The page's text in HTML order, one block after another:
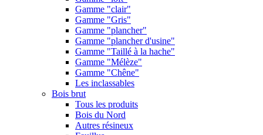
Gamme "clair"
Gamme "Gris"
Gamme "plancher"
Gamme "plancher d'usine"
Gamme "Taillé à la hache"
Gamme "Mélèze"
Gamme "Chêne"
Les inclassables
Bois brut
Tous les produits
Bois du Nord
Autres résineux